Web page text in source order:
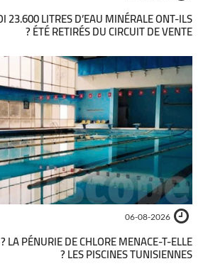
23.600 LITRES D’EAU MINÉRALE ONT-ILS
ÉTÉ RETIRÉS DU CIRCUIT DE VENTE ?
06-08-2026
LA PÉNURIE DE CHLORE MENACE-T-ELLE
LES PISCINES TUNISIENNES ?